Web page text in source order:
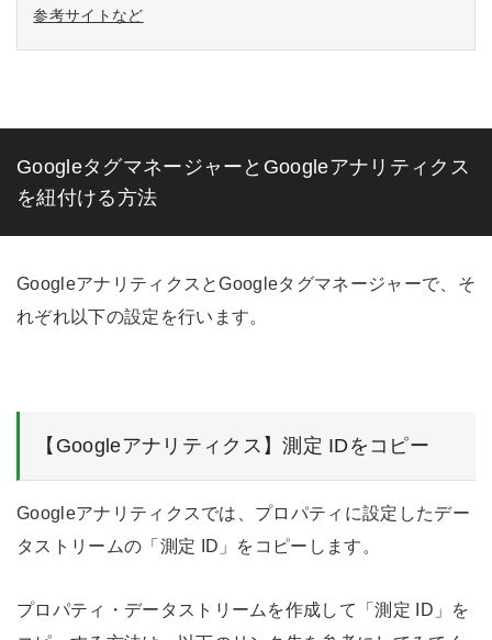
参考サイトなど
GoogleタグマネージャーとGoogleアナリティクス
を紐付ける方法
GoogleアナリティクスとGoogleタグマネージャーで、そ
れぞれ以下の設定を行います。
【Googleアナリティクス】測定 IDをコピー
Googleアナリティクスでは、プロパティに設定したデー
タストリームの「測定 ID」をコピーします。
プロパティ・データストリームを作成して「測定 ID」を